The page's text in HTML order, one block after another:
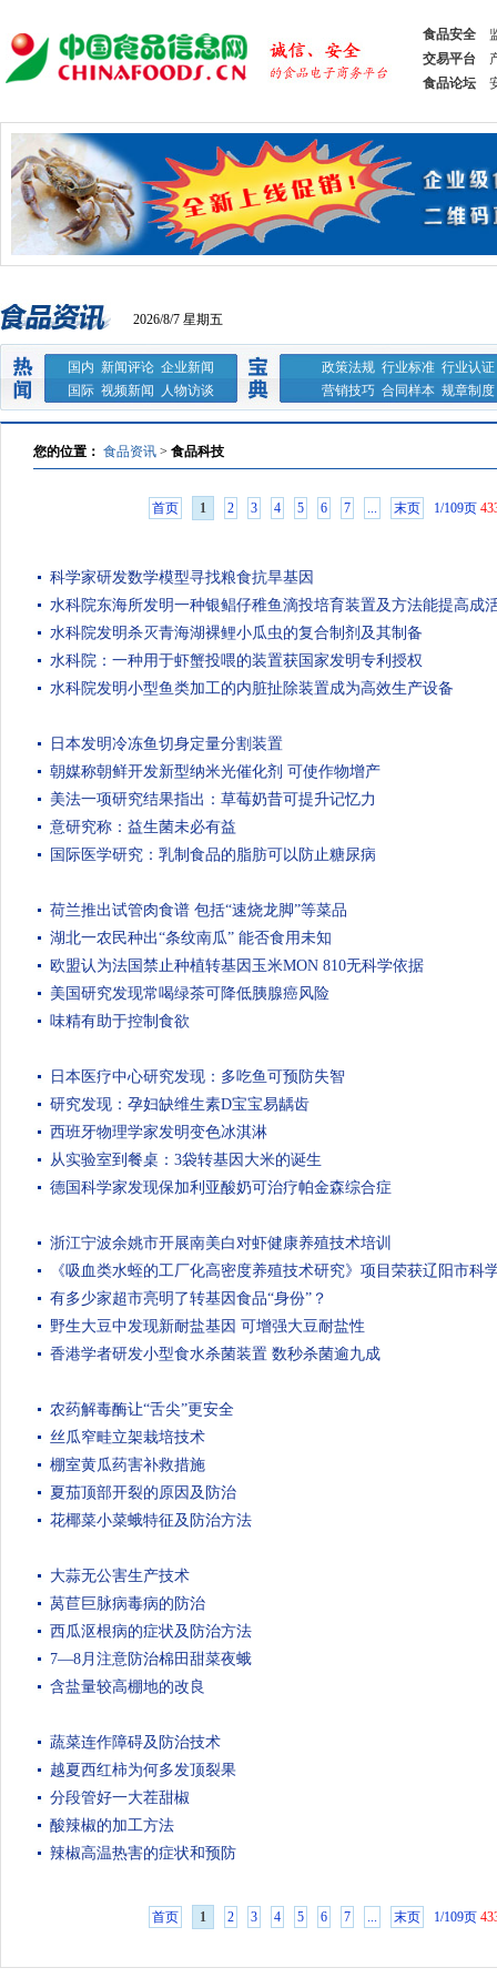
食品安全
交易平台
食品论坛
2026/8/7 星期五
国内 新闻评论 企业新闻 政策法规 行业标准 行业认证
国际 视频新闻 人物访谈 营销技巧 合同样本 规章制度
您的位置： 食品资讯 > 食品科技
首页 1 2 3 4 5 6 7 ... 末页 1/109页
科学家研发数学模型寻找粮食抗旱基因
水科院东海所发明一种银鲳仔稚鱼滴投培育装置及方法能提高成
水科院发明杀灭青海湖裸鲤小瓜虫的复合制剂及其制备
水科院：一种用于虾蟹投喂的装置获国家发明专利授权
水科院发明小型鱼类加工的内脏扯除装置成为高效生产设备
日本发明冷冻鱼切身定量分割装置
朝媒称朝鲜开发新型纳米光催化剂 可使作物增产
美法一项研究结果指出：草莓奶昔可提升记忆力
意研究称：益生菌未必有益
国际医学研究：乳制食品的脂肪可以防止糖尿病
荷兰推出试管肉食谱 包括“速烧龙脚”等菜品
湖北一农民种出“条纹南瓜” 能否食用未知
欧盟认为法国禁止种植转基因玉米MON 810无科学依据
美国研究发现常喝绿茶可降低胰腺癌风险
味精有助于控制食欲
日本医疗中心研究发现：多吃鱼可预防失智
研究发现：孕妇缺维生素D宝宝易龋齿
西班牙物理学家发明变色冰淇淋
从实验室到餐桌：3袋转基因大米的诞生
德国科学家发现保加利亚酸奶可治疗帕金森综合症
浙江宁波余姚市开展南美白对虾健康养殖技术培训
《吸血类水蛭的工厂化高密度养殖技术研究》项目荣获辽阳市科
有多少家超市亮明了转基因食品“身份”？
野生大豆中发现新耐盐基因 可增强大豆耐盐性
香港学者研发小型食水杀菌装置 数秒杀菌逾九成
农药解毒酶让“舌尖”更安全
丝瓜窄畦立架栽培技术
棚室黄瓜药害补救措施
夏茄顶部开裂的原因及防治
花椰菜小菜蛾特征及防治方法
大蒜无公害生产技术
莴苣巨脉病毒病的防治
西瓜沤根病的症状及防治方法
7—8月注意防治棉田甜菜夜蛾
含盐量较高棚地的改良
蔬菜连作障碍及防治技术
越夏西红柿为何多发顶裂果
分段管好一大茬甜椒
酸辣椒的加工方法
辣椒高温热害的症状和预防
首页 1 2 3 4 5 6 7 ... 末页 1/109页